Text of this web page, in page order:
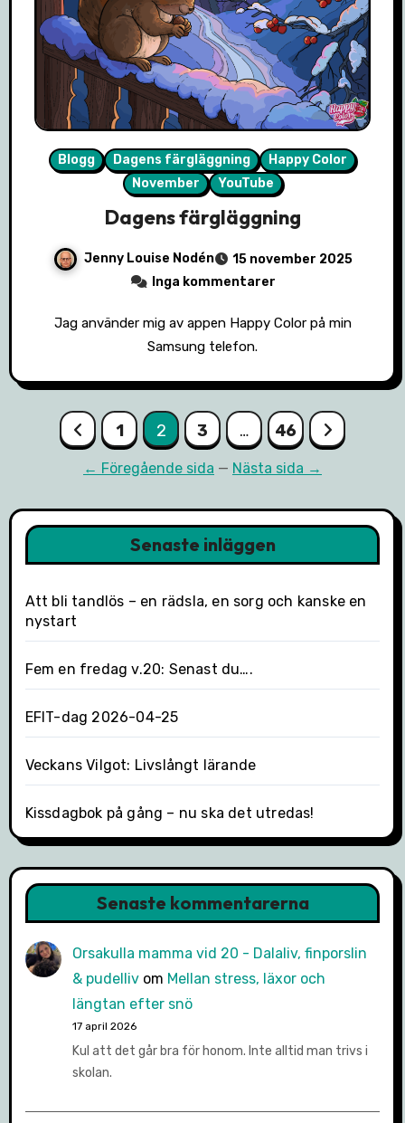
Blogg Dagens färgläggning
Happy Color
November
YouTube
Dagens färgläggning
Jenny Louise Nodén
15 november 2025
Inga kommentarer
Jag använder mig av appen Happy Color på min
Samsung telefon.
Sidnumrering
inlägg
1 2 3 … 46
← Föregående sida — Nästa sida →
Senaste inläggen
Att bli tandlös – en rädsla, en sorg och kanske en
nystart
Fem en fredag v.20: Senast du….
EFIT-dag 2026-04-25
Veckans Vilgot: Livslångt lärande
Kissdagbok på gång – nu ska det utredas!
Senaste kommentarerna
Orsakulla mamma vid 20 - Dalaliv, finporslin
& pudellivom Mellan stress, läxor och
längtan efter snö
17 april 2026
Kul att det går bra för honom. Inte alltid man trivs i
skolan.